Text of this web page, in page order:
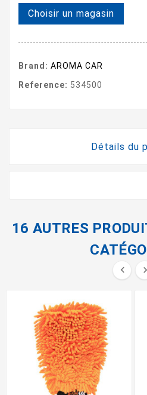
Choisir un magasin
Brand: AROMA CAR
Reference: 534500
Détails du
16 AUTRES
 